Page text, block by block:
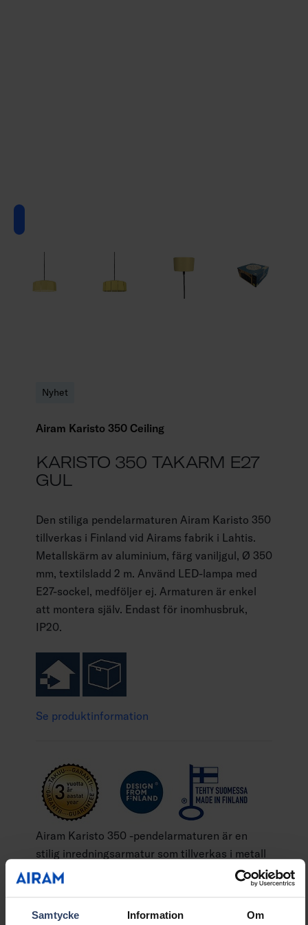
Samtycke Information Om
Nyhet
Airam Karisto 350 Ceiling
KARISTO 350 TAKARM E27
GUL
Den stiliga pendelarmaturen Airam Karisto 350
tillverkas i Finland vid Airams fabrik i Lahtis.
Metallskärm av aluminium, färg vaniljgul, Ø 350
mm, textilsladd 2 m. Använd LED-lampa med
E27-sockel, medföljer ej. Armaturen är enkel
att montera själv. Endast för inomhusbruk,
IP20.
Se produktinformation
Airam Karisto 350 -pendelarmaturen är en
stilig inredningsarmatur som tillverkas i metall
vid Airams fabrik i Lahtis. Armaturen har
Show more